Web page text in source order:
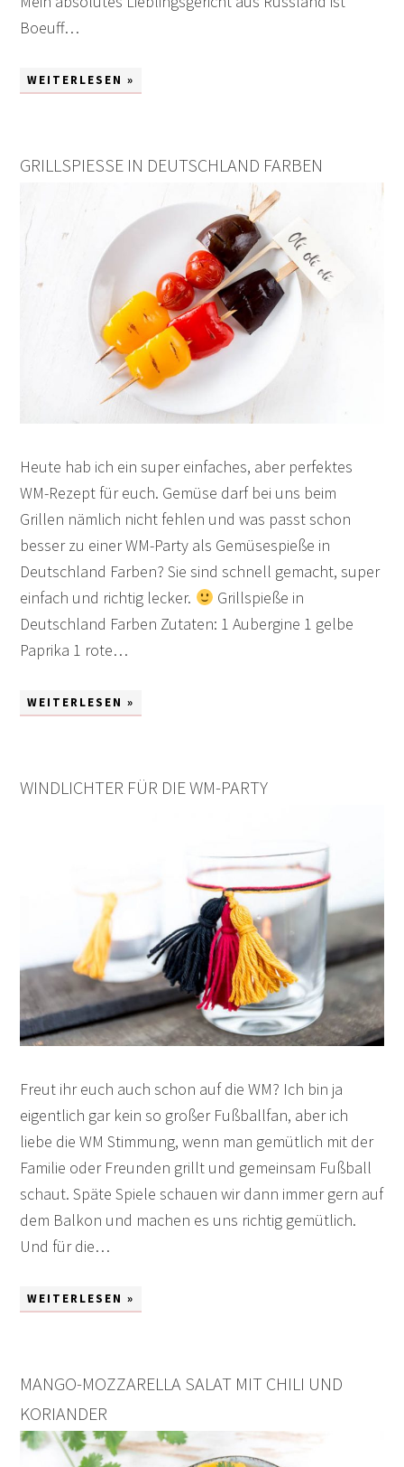
Boeuff…
WEITERLESEN »
GRILLSPIESSE IN DEUTSCHLAND FARBEN
Heute hab ich ein super einfaches, aber perfektes
WM-Rezept für euch. Gemüse darf bei uns beim
Grillen nämlich nicht fehlen und was passt schon
besser zu einer WM-Party als Gemüsespieße in
Deutschland Farben? Sie sind schnell gemacht, super
einfach und richtig lecker.
Grillspieße in
Deutschland Farben Zutaten: 1 Aubergine 1 gelbe
Paprika 1 rote…
WEITERLESEN »
WINDLICHTER FÜR DIE WM-PARTY
Freut ihr euch auch schon auf die WM? Ich bin ja
eigentlich gar kein so großer Fußballfan, aber ich
liebe die WM Stimmung, wenn man gemütlich mit der
Familie oder Freunden grillt und gemeinsam Fußball
schaut. Späte Spiele schauen wir dann immer gern auf
dem Balkon und machen es uns richtig gemütlich.
Und für die…
WEITERLESEN »
MANGO-MOZZARELLA SALAT MIT CHILI UND
KORIANDER